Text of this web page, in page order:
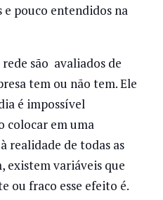
pouco entendidos na
são avaliados de
tem ou não tem. Ele
é impossível
colocar em uma
realidade de todas as
existem variáveis que
ou fraco esse efeito é.